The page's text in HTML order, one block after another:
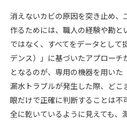
消えないカビの原因を突き止め、
作るためには、職人の経験や勘と
ではなく、すべてをデータとして
デンス）」に基づいたアプローチ
となるのが、専用の機器を用いた
漏水トラブルが発生した際、どこ
眼だけで正確に判断することは不
全に乾いているように見えても、